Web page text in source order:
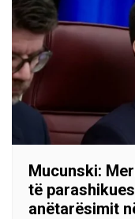
Mucunski:
të
anëtarësimit